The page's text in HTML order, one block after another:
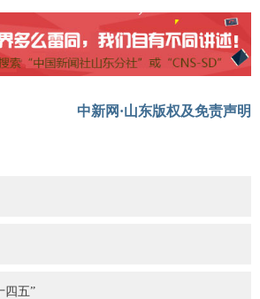
中新网·山东版权及免责声明
四五”